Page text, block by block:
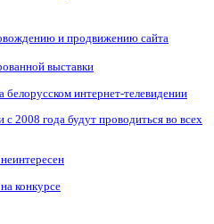
и продвижению сайта
выставки
белорусском интернет-телевидении
2008 года будут проводиться во всех
конкурсе